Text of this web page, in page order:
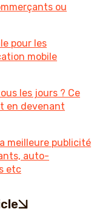
ou
pour les
mobile
les jours ? Ce
en devenant
meilleure publicité
auto-
etc